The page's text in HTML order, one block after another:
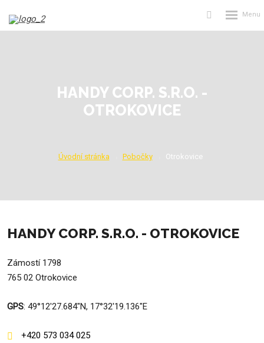
Vyhledávání
Rozbalení
HANDY CORP. S.R.O. -
OTROKOVICE
Úvodní stránka Pobočky Otrokovice
HANDY CORP. S.R.O. - OTROKOVICE
Zámostí 1798
765 02 Otrokovice
GPS: 49°12'27.684"N, 17°32'19.136"E
+420 573 034 025